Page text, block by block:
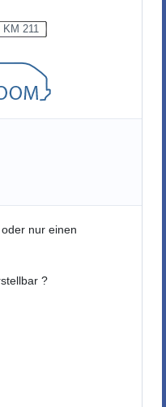
211
nur einen
?